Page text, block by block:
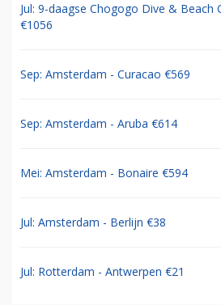
Jul: 9-daagse Chogogo Dive & Beach
€1056
Sep: Amsterdam - Curacao €569
Sep: Amsterdam - Aruba €614
Mei: Amsterdam - Bonaire €594
Jul: Amsterdam - Berlijn €38
Jul: Rotterdam - Antwerpen €21